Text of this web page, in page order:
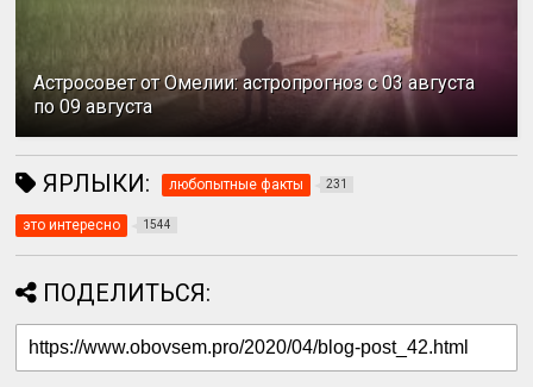
Астросовет от Омелии: астропрогноз с 03 августа
по 09 августа
ЯРЛЫКИ: любопытные факты 231
это интересно 1544
ПОДЕЛИТЬСЯ: